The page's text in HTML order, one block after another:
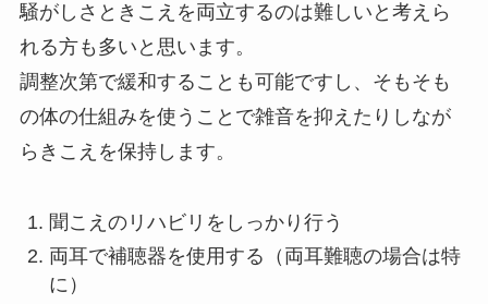
騒がしさときこえを両立するのは難しいと考えら
れる方も多いと思います。
調整次第で緩和することも可能ですし、そもそも
の体の仕組みを使うことで雑音を抑えたりしなが
らきこえを保持します。
聞こえのリハビリをしっかり行う
両耳で補聴器を使用する（両耳難聴の場合は特
に）